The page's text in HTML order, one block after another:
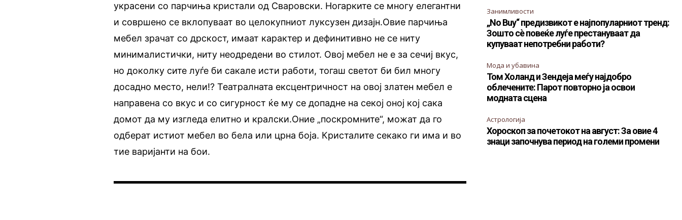
украсени со парчиња кристали од Сваровски. Ногарките се многу елегантни
и совршено се вклопуваат во целокупниот луксузен дизајн.Овие парчиња
мебел зрачат со дрскост, имаат карактер и дефинитивно не се ниту
минималистички, ниту неодредени во стилот. Овој мебел не е за сечиј вкус,
но доколку сите луѓе би сакале исти работи, тогаш светот би бил многу
досадно место, нели!? Театралната ексцентричност на овој златен мебел е
направена со вкус и со сигурност ќе му се допадне на секој оној кој сака
домот да му изгледа елитно и кралски.Оние „поскромните“, можат да го
одберат истиот мебел во бела или црна боја. Кристалите секако ги има и во
тие варијанти на бои.
Занимливости
„No Buy“ предизвикот е најпопуларниот тренд:
Зошто сè повеќе луѓе престануваат да
купуваат непотребни работи?
Мода и убавина
Том Холанд и Зендеја меѓу најдобро
облечените: Парот повторно ја освои
модната сцена
Астрологија
Хороскоп за почетокот на август: За овие 4
знаци започнува период на големи промени